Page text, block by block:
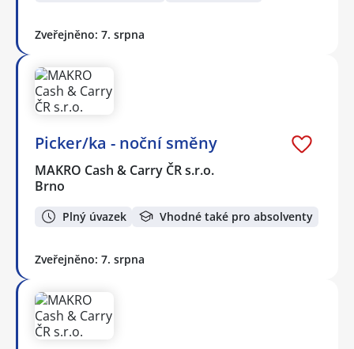
Zveřejněno: 7. srpna
Picker/ka - noční směny
MAKRO Cash & Carry ČR s.r.o.
Brno
Plný úvazek Vhodné také pro absolventy
Zveřejněno: 7. srpna